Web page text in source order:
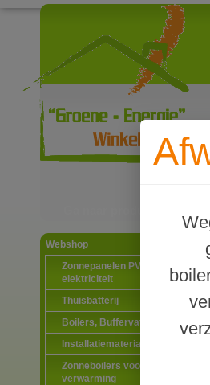
Webshop
Zonnepanelen PV-systemen
elektriciteit
Thuisbatterij
Boilers, Buffervaten en
Installatiematerialen
Zonneboilers voor warmtapwater
verwarming